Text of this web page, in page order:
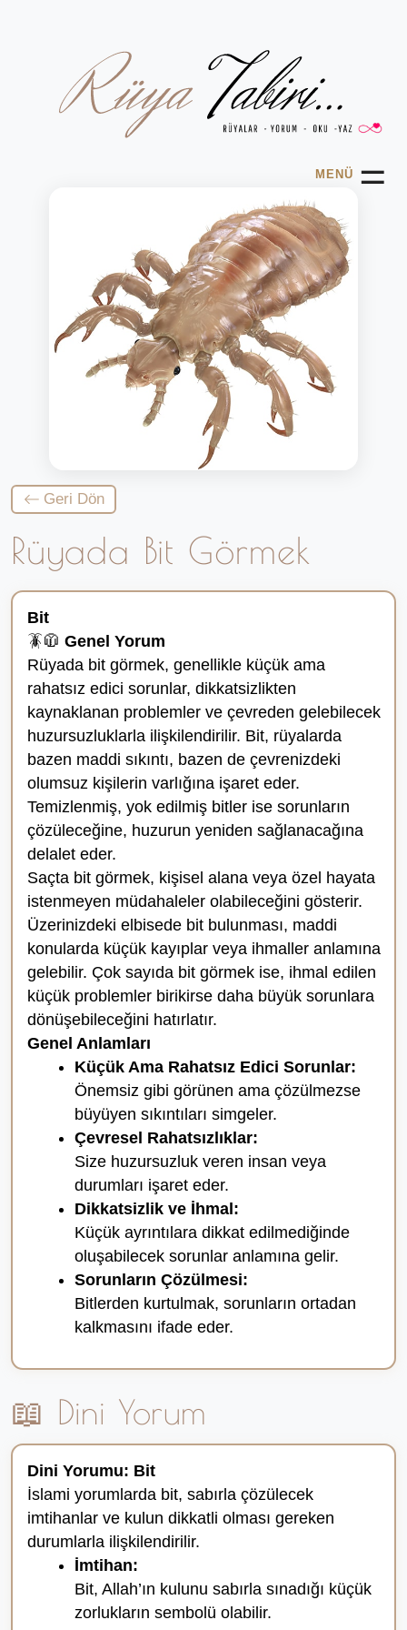
MENÜ ☰
Geri Dön
Rüyada Bit Görmek
Bit
🪳🧥 Genel Yorum
Rüyada bit görmek, genellikle küçük ama
rahatsız edici sorunlar, dikkatsizlikten
kaynaklanan problemler ve çevreden gelebilecek
huzursuzluklarla ilişkilendirilir. Bit, rüyalarda
bazen maddi sıkıntı, bazen de çevrenizdeki
olumsuz kişilerin varlığına işaret eder.
Temizlenmiş, yok edilmiş bitler ise sorunların
çözüleceğine, huzurun yeniden sağlanacağına
delalet eder.
Saçta bit görmek, kişisel alana veya özel hayata
istenmeyen müdahaleler olabileceğini gösterir.
Üzerinizdeki elbisede bit bulunması, maddi
konularda küçük kayıplar veya ihmaller anlamına
gelebilir. Çok sayıda bit görmek ise, ihmal edilen
küçük problemler birikirse daha büyük sorunlara
dönüşebileceğini hatırlatır.
Genel Anlamları
Küçük Ama Rahatsız Edici Sorunlar:
Önemsiz gibi görünen ama çözülmezse
büyüyen sıkıntıları simgeler.
Çevresel Rahatsızlıklar:
Size huzursuzluk veren insan veya
durumları işaret eder.
Dikkatsizlik ve İhmal:
Küçük ayrıntılara dikkat edilmediğinde
oluşabilecek sorunlar anlamına gelir.
Sorunların Çözülmesi:
Bitlerden kurtulmak, sorunların ortadan
kalkmasını ifade eder.
📖 Dini Yorum
Dini Yorumu: Bit
İslami yorumlarda bit, sabırla çözülecek
imtihanlar ve kulun dikkatli olması gereken
durumlarla ilişkilendirilir.
İmtihan:
Bit, Allah’ın kulunu sabırla sınadığı küçük
zorlukların sembolü olabilir.